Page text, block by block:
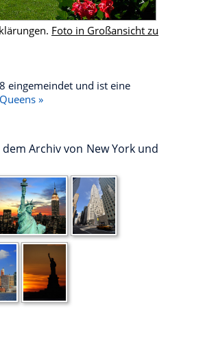
Foto in Großansicht zu
eingemeindet und ist eine
»
Archiv von New York und